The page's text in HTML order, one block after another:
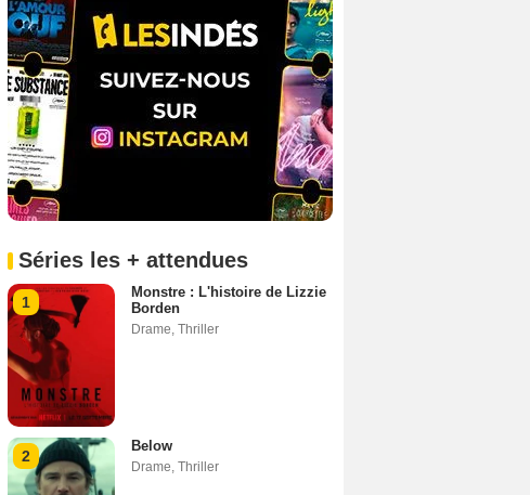
Séries les + attendues
1
Monstre : L'histoire de Lizzie
Borden
Drame Thriller
2
Below
Drame Thriller